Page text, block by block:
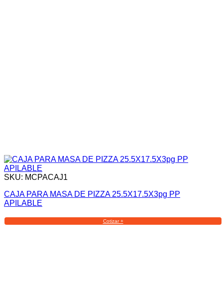
SKU: MCPACAJ1
CAJA PARA MASA DE PIZZA 25.5X17.5X3pg PP
APILABLE
Cotizar +